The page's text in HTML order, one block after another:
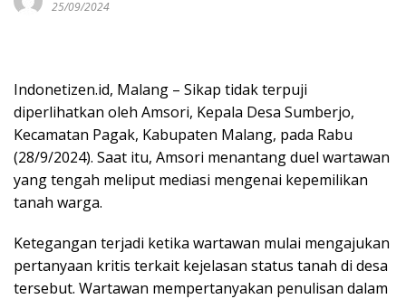
25/09/2024
Indonetizen.id, Malang – Sikap tidak terpuji
diperlihatkan oleh Amsori, Kepala Desa Sumberjo,
Kecamatan Pagak, Kabupaten Malang, pada Rabu
(28/9/2024). Saat itu, Amsori menantang duel wartawan
yang tengah meliput mediasi mengenai kepemilikan
tanah warga.
Ketegangan terjadi ketika wartawan mulai mengajukan
pertanyaan kritis terkait kejelasan status tanah di desa
tersebut. Wartawan mempertanyakan penulisan dalam